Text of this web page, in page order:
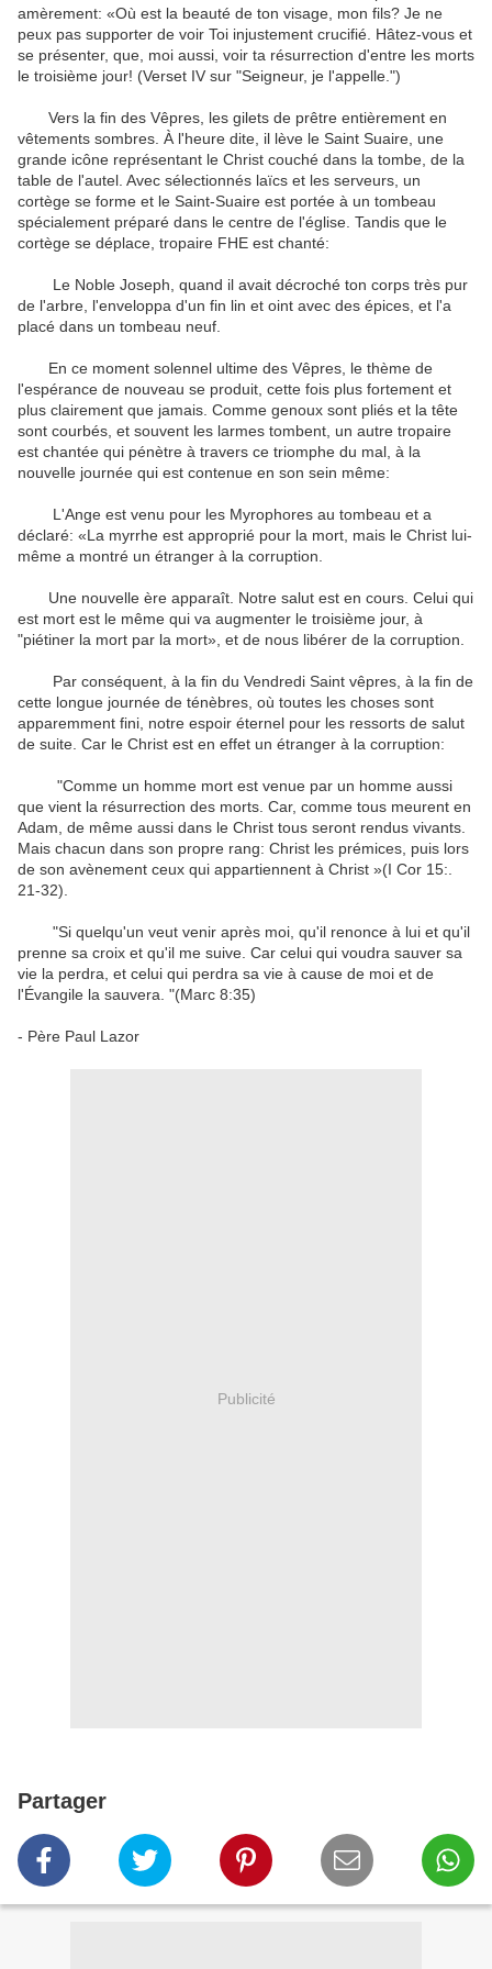
amèrement: «Où est la beauté de ton visage mon fils? Je ne
peux pas supporter de voir Toi injustement crucifié Hâtez-vous et
se présenter, que , moi aussi, voir ta résurrection d'entre les morts
le troisième jour! (Verset IV sur "Seigneur, je l'appelle ")
Vers la fin des Vêpres les gilets de prêtre entièrement en
vêtements sombres À l'heure dite , il lève le Saint Suaire une
grande icône représentant le Christ couché dans la tombe de la
table de l'autel Avec sélectionnés laïcs et les serveurs un
cortège se forme et le Saint-Suaire est portée à un tombeau
spécialement préparé dans le centre de l'église Tandis que le
cortège se déplace tropaire FHE est chanté:
Le Noble Joseph quand il avait décroché ton corps très pur
de l'arbre l'enveloppa d'un fin lin et oint avec des épices et l'a
placé dans un tombeau neuf
En ce moment solennel ultime des Vêpres le thème de
l'espérance de nouveau se produit , cette fois plus fortement et
plus clairement que jamais Comme genoux sont pliés et la tête
sont courbés et souvent les larmes tombent , un autre tropaire
est chantée qui pénètre à travers ce triomphe du mal à la
nouvelle journée qui est contenue en son sein même:
L'Ange est venu pour les Myrophores au tombeau et a
déclaré: «La myrrhe est approprié pour la mort mais le Christ lui-
même a montré un étranger à la corruption
Une nouvelle ère apparaît Notre salut est en cours. Celui qui
est mort est le même qui va augmenter le troisième jour, à
"piétiner la mort par la mort», et de nous libérer de la corruption
Par conséquent à la fin du Vendredi Saint vêpres à la fin de
cette longue journée de ténèbres où toutes les choses sont
apparemment fini notre espoir éternel pour les ressorts de salut
de suite Car le Christ est en effet un étranger à la corruption:
"Comme un homme mort est venue par un homme aussi
que vient la résurrection des morts Car, comme tous meurent en
Adam de même aussi dans le Christ tous seront rendus vivants
Mais chacun dans son propre rang: Christ les prémices puis lors
de son avènement ceux qui appartiennent à Christ »(I Cor 15:
21-32)
"Si quelqu'un veut venir après moi, qu'il renonce à lui et qu'il
prenne sa croix et qu'il me suive Car celui qui voudra sauver sa
vie la perdra et celui qui perdra sa vie à cause de moi et de
l'Évangile la sauvera. "(Marc 8:35)
- Père Paul Lazor
Publicité
Partager